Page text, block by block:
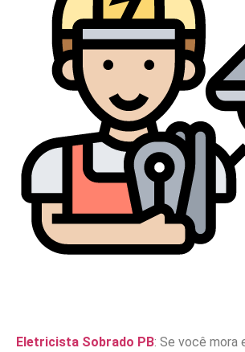
Eletricista Sobrado PB: Se você mora